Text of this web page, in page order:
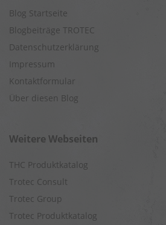
Blog Startseite
Blogbeiträge TROTEC
Datenschutzerklärung
Impressum
Kontaktformular
Über diesen Blog
Weitere Webseiten
THC Produktkatalog
Trotec Consult
Trotec Group
Trotec Produktkatalog